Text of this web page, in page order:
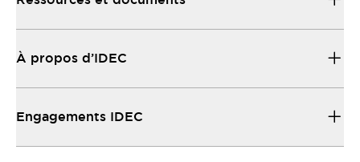
À propos d’IDEC
Engagements IDEC